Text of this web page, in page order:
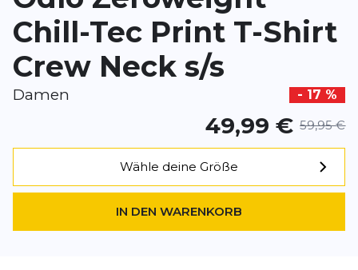
Chill-Tec Print T-Shirt
Crew Neck s/s
Damen - 17 %
49,99 € 59,95 €
Wähle deine Größe
IN DEN WARENKORB